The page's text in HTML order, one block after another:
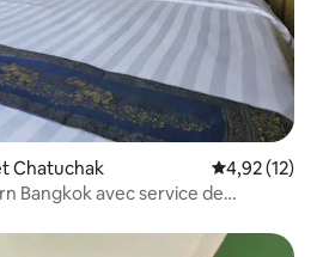
Chatuchak Évaluation
4,92 (12)
Bangkok avec service de